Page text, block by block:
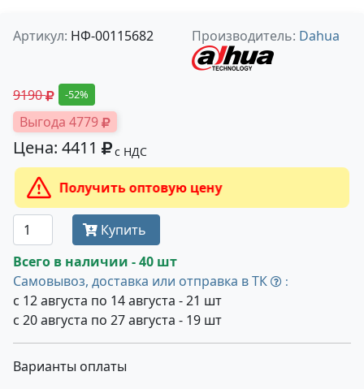
Артикул: НФ-00115682 Производитель: Dahua
9190 -52%
Выгода 4779
Цена: 4411 с НДС
Получить оптовую цену
Купить
Всего в наличии - 40 шт
Самовывоз, доставка или отправка в ТК
:
с 12 августа по 14 августа - 21 шт
с 20 августа по 27 августа - 19 шт
Варианты оплаты